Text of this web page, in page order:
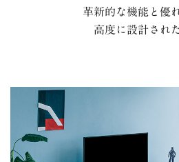
革新的な機能と優
高度に設計され